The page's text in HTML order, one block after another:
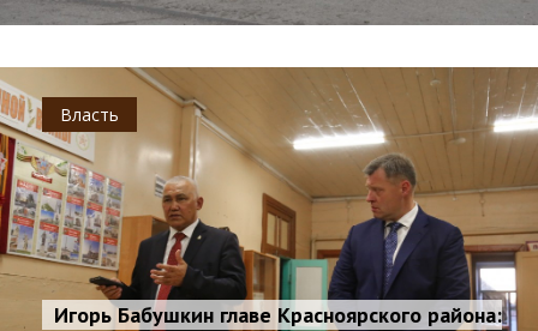
Власть
Игорь Бабушкин главе Красноярского района: